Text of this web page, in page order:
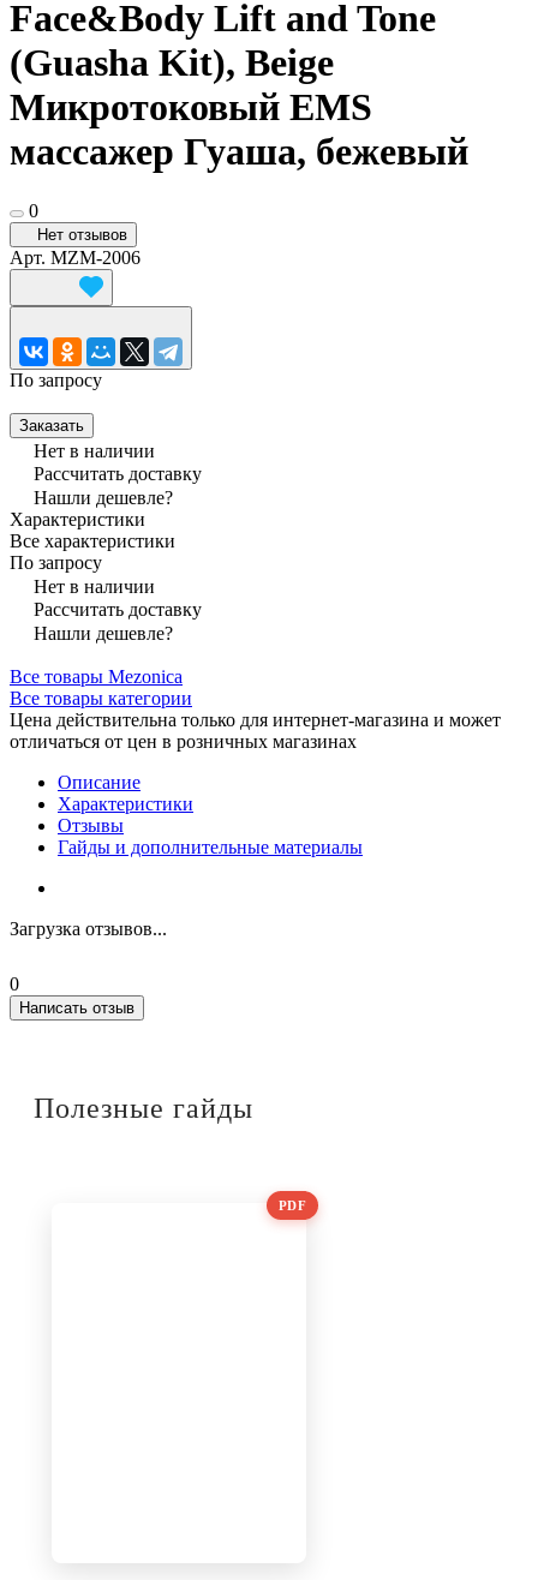
Face&Body Lift and Tone
(Guasha Kit), Beige
Микротоковый EMS
массажер Гуаша, бежевый
0
Нет отзывов
Арт. MZM-2006
По запросу
Заказать
Нет в наличии
Рассчитать доставку
Нашли дешевле?
Характеристики
Все характеристики
По запросу
Нет в наличии
Рассчитать доставку
Нашли дешевле?
Все товары Mezonica
Все товары категории
Цена действительна только для интернет-магазина и может
отличаться от цен в розничных магазинах
Описание
Характеристики
Отзывы
Гайды и дополнительные материалы
Загрузка отзывов...
0
Написать отзыв
Полезные гайды
PDF